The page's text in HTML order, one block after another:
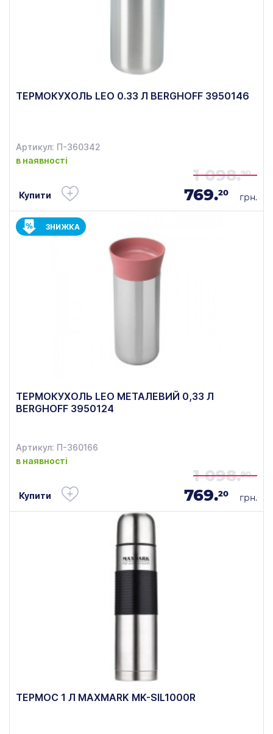
ТЕРМОКУХОЛЬ LEO 0.33 Л BERGHOFF 3950146
Артикул: П-360342
в наявності
1 098.90
Купити 769.20 грн.
ЗНИЖКА
ТЕРМОКУХОЛЬ LEO МЕТАЛЕВИЙ 0,33 Л
BERGHOFF 3950124
Артикул: П-360166
в наявності
1 098.90
Купити 769.20 грн.
ТЕРМОС 1 Л MAXMARK MK-SIL1000R